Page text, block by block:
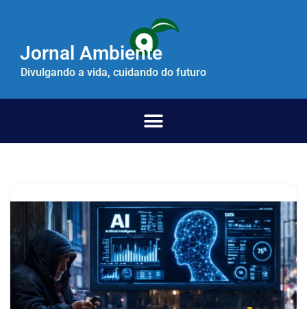
paraJornal Ambiente
Divulgando a vida, cuidando do futuro